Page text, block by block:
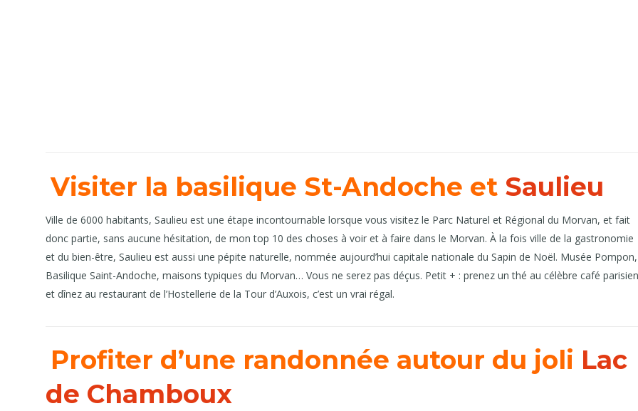
Visiter la basilique St-Andoche et Saulieu
Ville de 6000 habitants, Saulieu est une étape incontournable lorsque vous visitez le Parc Naturel et Régional du Morvan, et fait
donc partie, sans aucune hésitation, de mon top 10 des choses à voir et à faire dans le Morvan. À la fois ville de la gastronomie
et du bien-être, Saulieu est aussi une pépite naturelle, nommée aujourd’hui capitale nationale du Sapin de Noël. Musée Pompon,
Basilique Saint-Andoche, maisons typiques du Morvan… Vous ne serez pas déçus. Petit + : prenez un thé au célèbre café parisien
et dînez au restaurant de l’Hostellerie de la Tour d’Auxois, c’est un vrai régal.
Profiter d’une randonnée autour du joli Lac
de Chamboux